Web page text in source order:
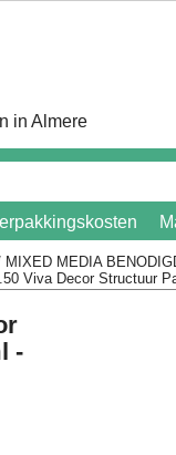
in Almere
MIXED MEDIA
Viva Decor Structuur
-